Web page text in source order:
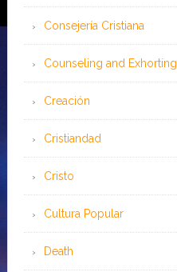
Consejería Cristiana
Counseling and Exhorting
Creación
Cristiandad
Cristo
Cultura Popular
Death